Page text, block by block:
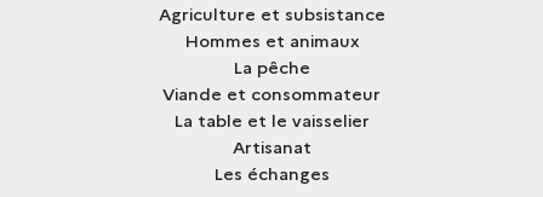
Agriculture et subsistance
Hommes et animaux
La pêche
Viande et consommateur
La table et le vaisselier
Artisanat
Les échanges